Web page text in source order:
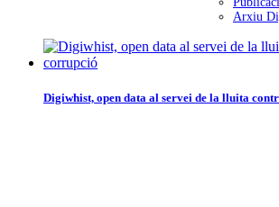
Arxiu
Digiwhist, open data al servei de la lluita